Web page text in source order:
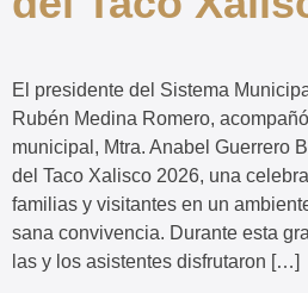
El presidente del Sistema
Rubén Medina Romero,
municipal, Mtra. Anabel Guerrero
del Taco Xalisco 2026, una
familias y visitantes en un
sana convivencia. Durante esta
las y los asistentes disfrutaron […]